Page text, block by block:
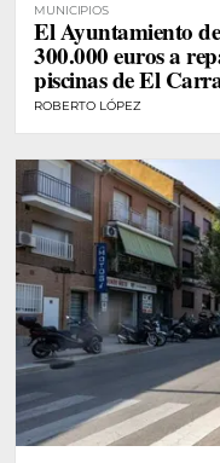
MUNICIPIOS
El Ayuntamiento
300.000 euros a
piscinas de El
ROBERTO LÓPEZ